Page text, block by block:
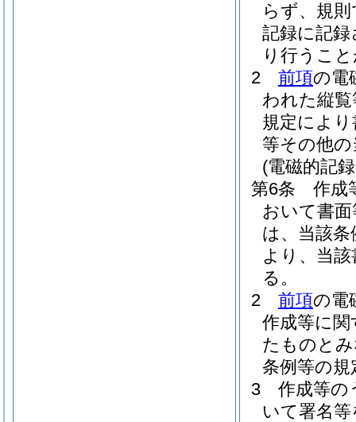
らず、規
記録に記
り行うこ
2
前項の電
われた縦
規定によ
等その他
(電磁的記
第6条
作成
おいて書
は、当該
より、当
る。
2
前項の電
作成等に
たものと
条例等の
3
作成等の
いて署名